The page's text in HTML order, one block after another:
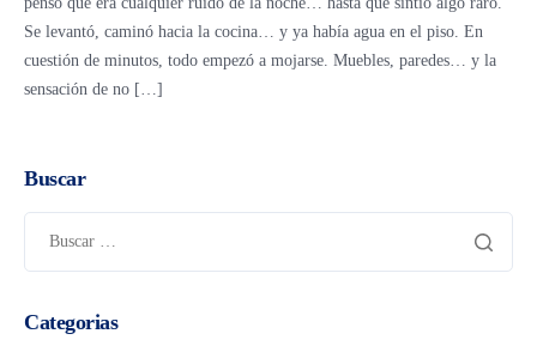
Se levantó, caminó hacia la cocina… y ya había agua en el piso. En
cuestión de minutos, todo empezó a mojarse. Muebles, paredes… y la
sensación de no […]
Buscar
Categorias